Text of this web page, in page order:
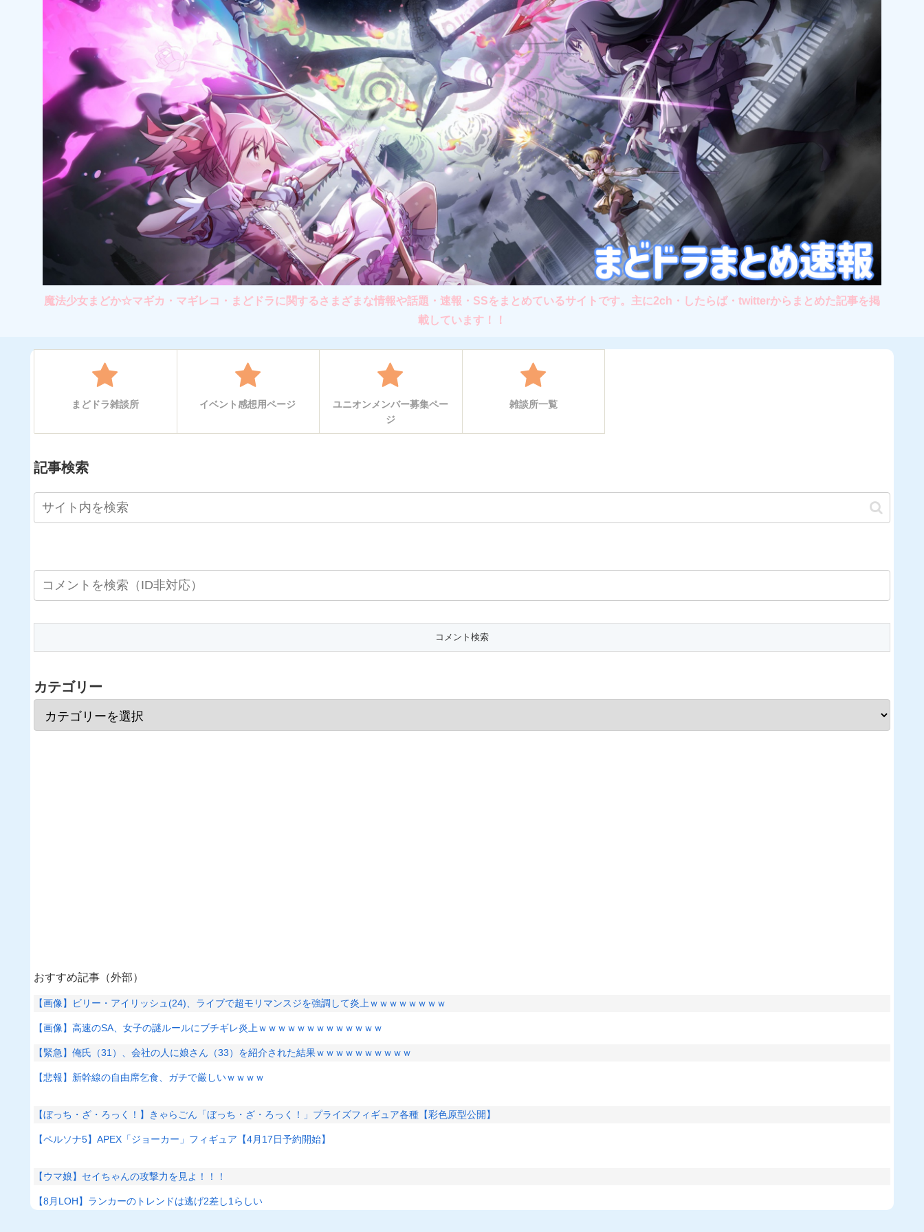
魔法少女まどか☆マギカ・マギレコ・まどドラに関するさまざまな情報や話題・速報・SSをまとめているサイトです。主に2ch・したらば・twitterからまとめた記事を掲
載しています！！
まどドラ雑談所 イベント感想用ページ
ユニオンメンバー募集ペー
ジ
雑談所一覧
記事検索
カテゴリー
おすすめ記事（外部）
【画像】ビリー・アイリッシュ(24)、ライブで超モリマンスジを強調して炎上ｗｗｗｗｗｗｗｗ
【画像】高速のSA、女子の謎ルールにブチギレ炎上ｗｗｗｗｗｗｗｗｗｗｗｗｗ
【緊急】俺氏（31）、会社の人に娘さん（33）を紹介された結果ｗｗｗｗｗｗｗｗｗｗ
【悲報】新幹線の自由席乞食、ガチで厳しいｗｗｗｗ
【ぼっち・ざ・ろっく！】きゃらごん「ぼっち・ざ・ろっく！」プライズフィギュア各種【彩色原型公開】
【ペルソナ5】APEX「ジョーカー」フィギュア【4月17日予約開始】
【ウマ娘】セイちゃんの攻撃力を見よ！！！
【8月LOH】ランカーのトレンドは逃げ2差し1らしい